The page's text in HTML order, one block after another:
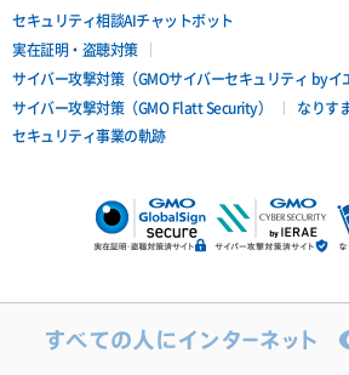
セキュリティ相談AIチャットボット
実在証明・盗聴対策
サイバー攻撃対策（GMOサイバーセキュリティ byイ
サイバー攻撃対策（GMO Flatt Security）
なりす
セキュリティ事業の軌跡